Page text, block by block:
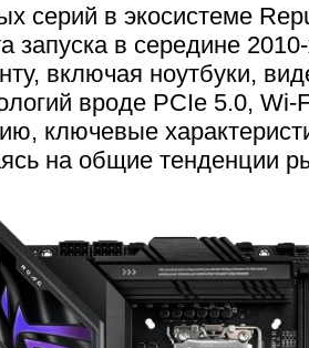
в экосистеме
запуска в середине
включая ноутбуки,
вроде PCIe 5.0,
ключевые
на общие тенденции